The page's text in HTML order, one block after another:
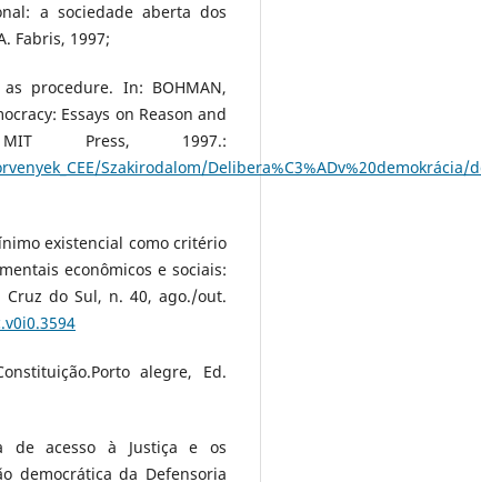
a sociedade aberta dos
Fabris, 1997;
as procedure. In: BOHMAN,
Essays on Reason and
Press, 1997.:
Szakirodalom/
existencial como critério
econômicos e sociais:
Cruz do Sul, n. 40, ago./out.
alegre, Ed.
de acesso à Justiça e os
democrática da Defensoria